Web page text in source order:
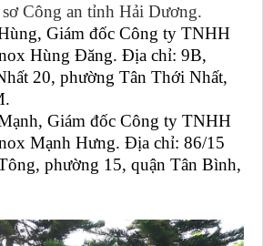
Công an tỉnh Hải Dương.
Giám đốc Công ty TNHH
Hùng Đăng. Địa chỉ: 9B,
20, phường Tân Thới Nhất,
Giám đốc Công ty TNHH
Mạnh Hưng. Địa chỉ: 86/15
phường 15, quận Tân Bình,